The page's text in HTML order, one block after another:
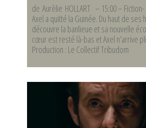
de Aurèlie HOLLART – 15:00 –
Axel a quitté la Guinée. Du haut de ses
découvre la banlieue et sa nouvelle
cœur est resté là-bas et Axel n’arrive
Production : Le Collectif Tribudom